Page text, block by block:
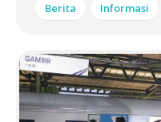
Berita Informasi